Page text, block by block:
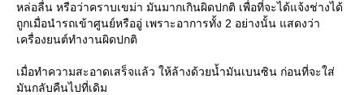
หล่อลื่น หรือว่าคราบเขม่า มันมากเกินผิดปกติ เพื่อที่จะได้แจ้งช่างได้
ถูกเมื่อนำรถเข้าศูนย์หรืออู่ เพราะอาการทั้ง 2 อย่างนั้น แสดงว่า
เครื่องยนต์ทำงานผิดปกติ
เมื่อทำความสะอาดเสร็จแล้ว ให้ล้างด้วยน้ำมันเบนซิน ก่อนที่จะใส่
มันกลับคืนไปที่เดิม